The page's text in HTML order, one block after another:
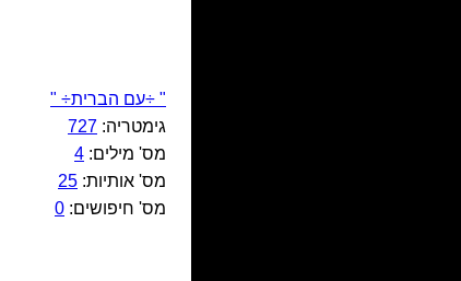
" ÷עם הברית÷ "
גימטריה: 727
מס' מילים: 4
מס' אותיות: 25
מס' חיפושים: 0